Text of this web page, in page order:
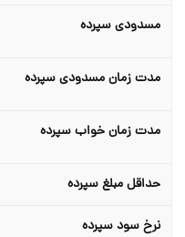
مسدودی سپرده
مدت زمان مسدودی سپرده
مدت زمان خواب سپرده
حداقل مبلغ سپرده
نرخ سود سپرده